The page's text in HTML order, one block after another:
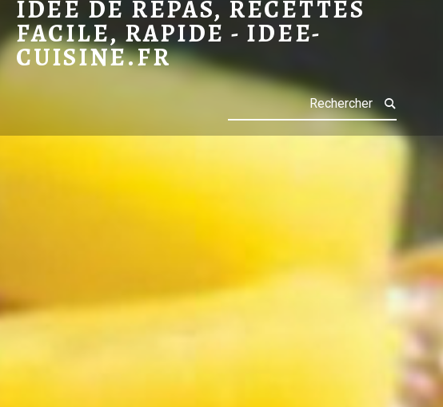
IDÉE DE REPAS, RECETTES
FACILE, RAPIDE - IDEE-
CUISINE.FR Search